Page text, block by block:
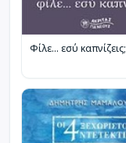
Φίλε... εσύ καπνίζεις;